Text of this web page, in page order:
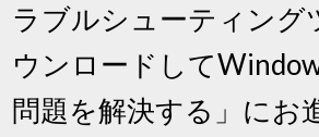
ラブルシューティング
ウンロードして
問題を解決する」にお